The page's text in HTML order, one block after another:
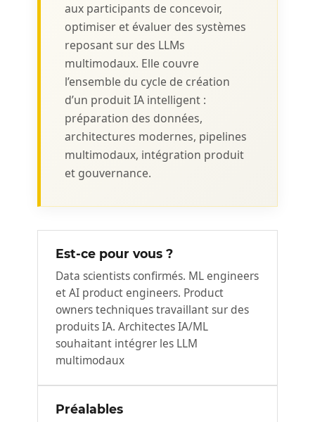
aux participants de concevoir,
optimiser et évaluer des systèmes
reposant sur des LLMs
multimodaux. Elle couvre
l’ensemble du cycle de création
d’un produit IA intelligent :
préparation des données,
architectures modernes, pipelines
multimodaux, intégration produit
et gouvernance.
Est-ce pour vous ?
Data scientists confirmés. ML engineers
et AI product engineers. Product
owners techniques travaillant sur des
produits IA. Architectes IA/ML
souhaitant intégrer les LLM
multimodaux
Préalables